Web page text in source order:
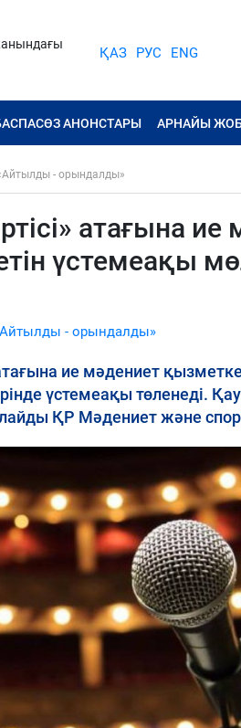
ҚАЗ РУС ENG
АНОНСТАРЫ АРНАЙЫ
- орындалды»
атағына ие
үстемеақы
- орындалды»
ие мәдениет
үстемеақы төленеді.
ҚР Мәдениет және